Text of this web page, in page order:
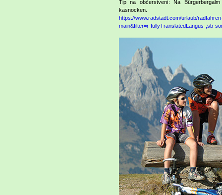
Tip na občerstvení: Na
kasnocken.
https://www.radstadt.com/urlaub/
main&filter=r-fullyTranslatedLangus-,sb-